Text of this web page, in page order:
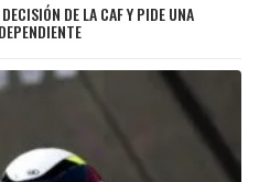
DE LA CAF Y PIDE UNA